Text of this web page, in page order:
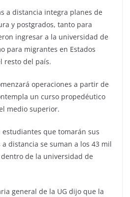
a distancia integra planes de
y postgrados, tanto para
ingresar a la universidad de
para migrantes en Estados
resto del país.
operaciones a partir de
un curso propedéutico
medio superior.
que tomarán sus
distancia se suman a los 43 mil
de la universidad de
general de la UG dijo que la